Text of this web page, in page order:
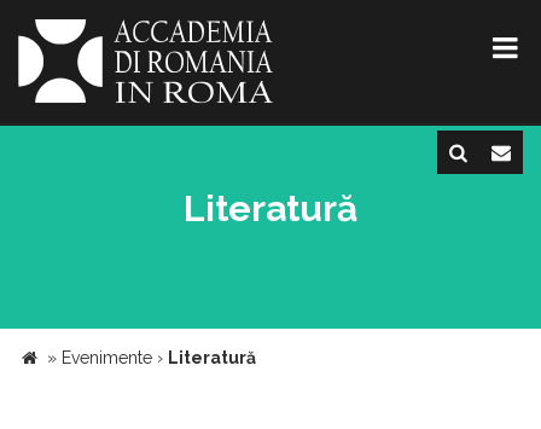
Literatură
» Evenimente › Literatură